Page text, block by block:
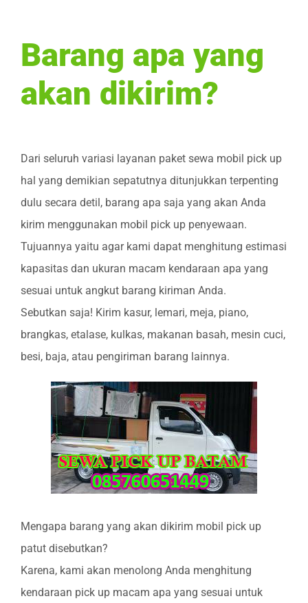
Barang apa yang
akan dikirim?
Dari seluruh variasi layanan paket sewa mobil pick up
hal yang demikian sepatutnya ditunjukkan terpenting
dulu secara detil, barang apa saja yang akan Anda
kirim menggunakan mobil pick up penyewaan.
Tujuannya yaitu agar kami dapat menghitung estimasi
kapasitas dan ukuran macam kendaraan apa yang
sesuai untuk angkut barang kiriman Anda.
Sebutkan saja! Kirim kasur, lemari, meja, piano,
brangkas, etalase, kulkas, makanan basah, mesin cuci,
besi, baja, atau pengiriman barang lainnya.
Mengapa barang yang akan dikirim mobil pick up
patut disebutkan?
Karena, kami akan menolong Anda menghitung
kendaraan pick up macam apa yang sesuai untuk